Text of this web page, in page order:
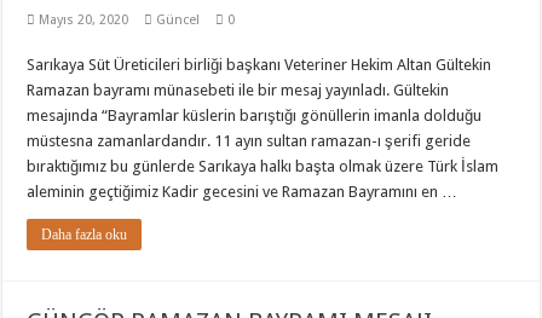
Mayıs 20, 2020 Güncel 0
Sarıkaya Süt Üreticileri birliği başkanı Veteriner Hekim Altan Gültekin
Ramazan bayramı münasebeti ile bir mesaj yayınladı. Gültekin
mesajında “Bayramlar küslerin barıştığı gönüllerin imanla dolduğu
müstesna zamanlardandır. 11 ayın sultan ramazan-ı şerifi geride
bıraktığımız bu günlerde Sarıkaya halkı başta olmak üzere Türk İslam
aleminin geçtiğimiz Kadir gecesini ve Ramazan Bayramını en …
Daha fazla oku